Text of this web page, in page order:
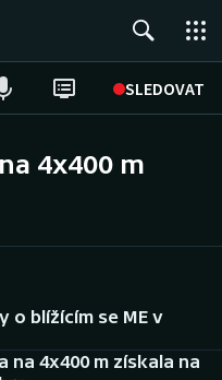
SLEDOVAT
4x400 m
o blížícím se ME v
na 4x400 m získala na